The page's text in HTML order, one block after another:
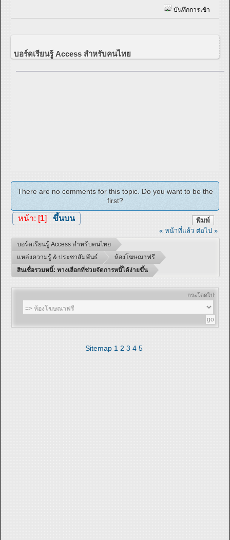
บันทึกการเข้า
บอร์ดเรียนรู้ Access สำหรับคนไทย
There are no comments for this topic. Do you want to be the
first?
พิมพ์
หน้า: [ 1] ขึ้นบน
« หน้าที่แล้ว ต่อไป »
บอร์ดเรียนรู้ Access สำหรับคนไทย
แหล่งความรู้ & ประชาสัมพันธ์
ห้องโฆษณาฟรี
สินเชื่อรวมหนี้: ทางเลือกที่ช่วยจัดการหนี้ได้ง่ายขึ้น
กระโดดไป:
Sitemap 1 2 3 4 5